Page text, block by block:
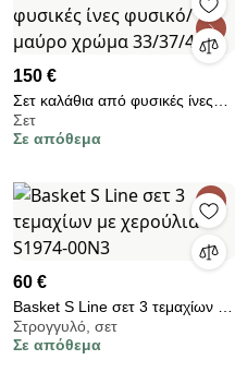
150 €
Σετ καλάθια από φυσικές ίνες
φυσικό/μαύρο χρώμα
33/37/43εκ
Σετ
Σε απόθεμα
60 €
Basket S Line σετ 3 τεμαχίων με
χερούλια S1974-00N3
Στρογγυλό, σετ
Σε απόθεμα